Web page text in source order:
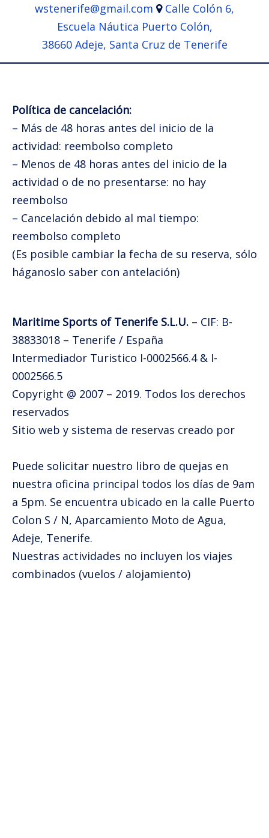
wstenerife@gmail.com
Calle Colón 6,
Escuela Náutica Puerto Colón,
38660 Adeje, Santa Cruz de Tenerife
Política de cancelación:
– Más de 48 horas antes del inicio de la
actividad: reembolso completo
– Menos de 48 horas antes del inicio de la
actividad o de no presentarse: no hay
reembolso
– Cancelación debido al mal tiempo:
reembolso completo
(Es posible cambiar la fecha de su reserva, sólo
háganoslo saber con antelación)
Maritime Sports of Tenerife S.L.U. – CIF: B-
38833018 – Tenerife / España
Intermediador Turistico I-0002566.4 & I-
0002566.5
Copyright @ 2007 – 2019. Todos los derechos
reservados
Sitio web y sistema de reservas creado por
Puede solicitar nuestro libro de quejas en
nuestra oficina principal todos los días de 9am
a 5pm. Se encuentra ubicado en la calle Puerto
Colon S / N, Aparcamiento Moto de Agua,
Adeje, Tenerife.
Nuestras actividades no incluyen los viajes
combinados (vuelos / alojamiento)